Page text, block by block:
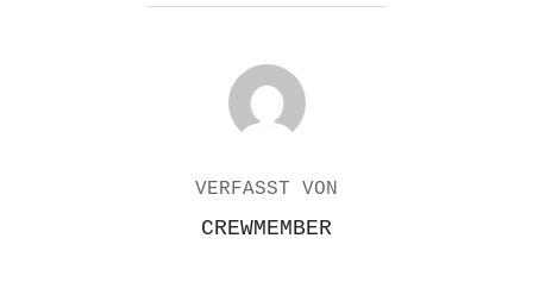
BEITRAGSAUTOR
VERFASST VON
CREWMEMBER